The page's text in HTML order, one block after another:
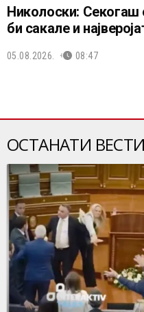
Николоски: Секогаш
би сакале и
05.08.2026. 08:47
ОСТАНАТИ